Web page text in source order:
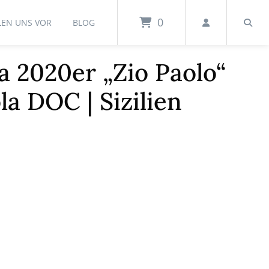
UNS VOR BLOG 0
2020er „Zio Paolo“
DOC | Sizilien